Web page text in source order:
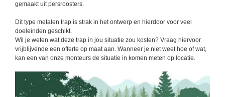
gemaakt uit persroosters.
Dit type metalen trap is strak in het ontwerp en hierdoor voor veel
doeleinden geschikt.
Wil je weten wat deze trap in jou situatie zou kosten? Vraag hiervoor
vrijblijvende een offerte op maat aan. Wanneer je niet weet hoe of wat,
kan een van onze monteurs de situatie in komen meten op locatie.